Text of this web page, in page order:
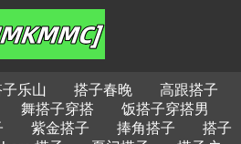
乐山 搭子春晚
高跟搭子
舞搭子穿搭
饭搭子穿搭男
紫金搭子 捧角搭子
搭子